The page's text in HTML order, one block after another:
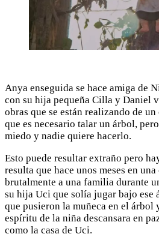
Anya enseguida se hace amiga de
con su hija pequeña Cilla y Daniel
obras que se están realizando de
que es necesario talar un árbol,
miedo y nadie quiere hacerlo.
Esto puede resultar extraño pero
resulta que hace unos meses en
brutalmente a una familia durante
su hija Uci que solía jugar bajo ese
que pusieron la muñeca en el árbol
espíritu de la niña descansara en
como la casa de Uci.